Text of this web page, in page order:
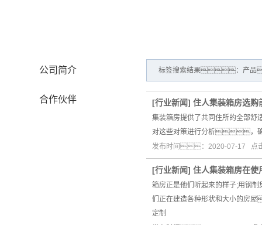
公司简介
合作伙伴
标签搜索结果：产
[行业新闻] 住人集装箱房选购
集装箱房提供了共同住所的全部
对这些对策进行分析，
发布时间：2020-07-17 点
[行业新闻] 住人集装箱房在使
箱房正是他们听起来的样子;用
们正在建造各种形状和大小的房
定制